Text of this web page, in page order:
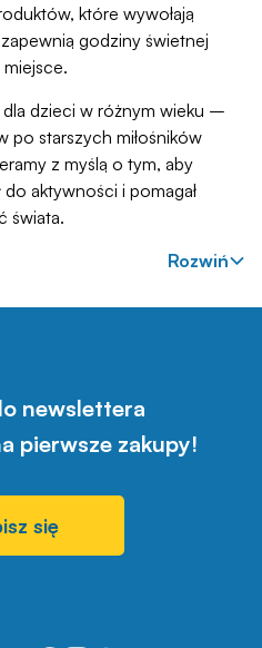
które wywołają
godziny świetnej
miejsce.
dzieci w różnym wieku –
po starszych miłośników
z myślą o tym, aby
do aktywności i pomagał
świata.
Rozwiń
newslettera
pierwsze zakupy!
się